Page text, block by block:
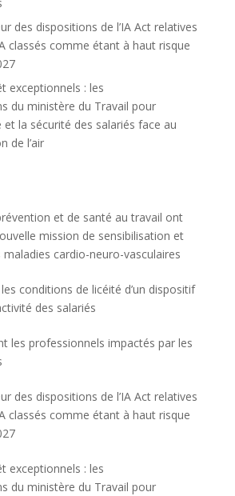
des dispositions de l’IA Act relatives
classés comme étant à haut risque
exceptionnels : les
du ministère du Travail pour
la sécurité des salariés face au
de l’air
et de santé au travail ont
mission de sensibilisation et
maladies cardio-neuro-vasculaires
conditions de licéité d’un dispositif
des salariés
les professionnels impactés par les
des dispositions de l’IA Act relatives
classés comme étant à haut risque
exceptionnels : les
du ministère du Travail pour